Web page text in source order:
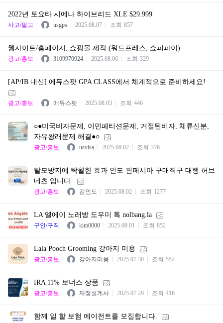
2022년 토요타 시에나 하이브리드 XLE $29.999
사고/팔고 usgps 2025.08.07 조회 857
웹사이트/홈페이지, 쇼핑몰 제작 (워드프레스, 쇼피파이)
광고/홍보 3109970924 2025.08.06 조회 329
[AP/IB 내신] 에듀스팟 GPA CLASS에서 체계적으로 준비하세요!
광고/홍보 에듀스팟 2025.08.03 조회 446
○●미국비자문제, 이민페티션문제, 거절된비자, 체류신분,
자유왕래문제 해결●○
광고/홍보 usvisa 2025.08.02 조회 376
탈모방지에 탁월한 효과 인도 핀페시아 구매직구 대행 허브
네츠 입니다.
광고/홍보 김인도 2025.08.02 조회 1277
LA 엘에이 노래방 도우미 톡 nolbang.la
구인/구직 kim0000 2025.08.01 조회 852
Lala Pooch Grooming 강아지 미용
광고/홍보 강아지미용 2025.07.30 조회 552
IRA 11% 보너스 상품
광고/홍보 재정설계사 2025.07.29 조회 416
함께 일 할 보험 에이전트를 모집합니다.